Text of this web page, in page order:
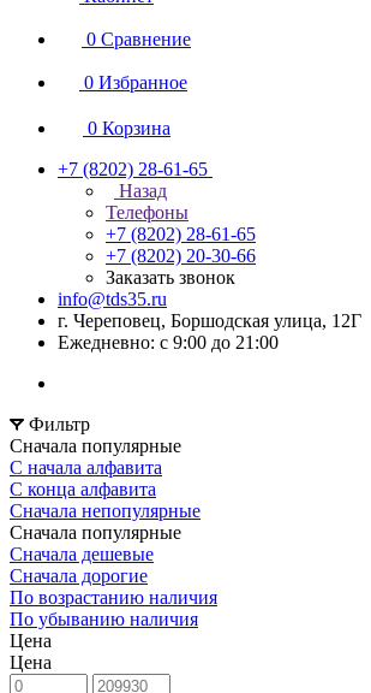
0 Сравнение
0 Избранное
0 Корзина
+7 (8202) 28‑61-65
Назад
Телефоны
+7 (8202) 28‑61-65
+7 (8202) 20‑30-66
Заказать звонок
info@tds35.ru
г. Череповец, Боршодская улица, 12Г
Ежедневно: с 9:00 до 21:00
Фильтр
Сначала популярные
С начала алфавита
С конца алфавита
Сначала непопулярные
Сначала популярные
Сначала дешевые
Сначала дорогие
По возрастанию наличия
По убыванию наличия
Цена
Цена